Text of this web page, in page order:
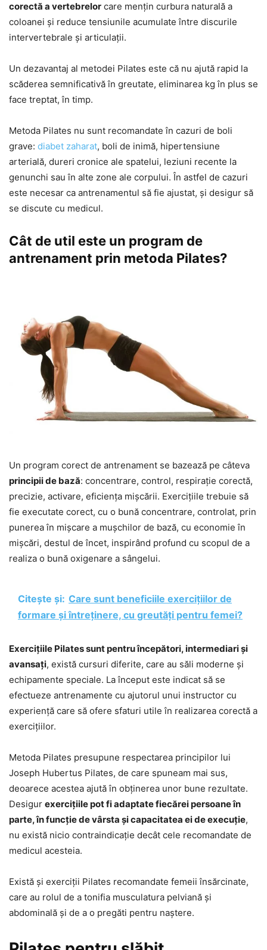
corectă a vertebrelor care mențin curbura naturală a
coloanei și reduce tensiunile acumulate între discurile
intervertebrale și articulații.
Un dezavantaj al metodei Pilates este că nu ajută rapid la
scăderea semnificativă în greutate, eliminarea kg în plus se
face treptat, în timp.
Metoda Pilates nu sunt recomandate în cazuri de boli
grave: diabet zaharat, boli de inimă, hipertensiune
arterială, dureri cronice ale spatelui, leziuni recente la
genunchi sau în alte zone ale corpului. În astfel de cazuri
este necesar ca antrenamentul să fie ajustat, și desigur să
se discute cu medicul.
Cât de util este un program de
antrenament prin metoda Pilates?
Un program corect de antrenament se bazează pe câteva
principii de bază: concentrare, control, respirație corectă,
precizie, activare, eficiența mișcării. Exercițiile trebuie să
fie executate corect, cu o bună concentrare, controlat, prin
punerea în mișcare a mușchilor de bază, cu economie în
mișcări, destul de încet, inspirând profund cu scopul de a
realiza o bună oxigenare a sângelui.
Citește și: Care sunt beneficiile exercițiilor de
formare și întreținere, cu greutăți pentru femei?
Exercițiile Pilates sunt pentru începători, intermediari și
avansați, există cursuri diferite, care au săli moderne și
echipamente speciale. La început este indicat să se
efectueze antrenamente cu ajutorul unui instructor cu
experiență care să ofere sfaturi utile în realizarea corectă a
exercițiilor.
Metoda Pilates presupune respectarea principilor lui
Joseph Hubertus Pilates, de care spuneam mai sus,
deoarece acestea ajută în obținerea unor bune rezultate.
Desigur exercițiile pot fi adaptate fiecărei persoane în
parte, în funcție de vârsta și capacitatea ei de execuție,
nu există nicio contraindicație decât cele recomandate de
medicul acesteia.
Există și exerciții Pilates recomandate femeii însărcinate,
care au rolul de a tonifia musculatura pelviană și
abdominală și de a o pregăti pentru naștere.